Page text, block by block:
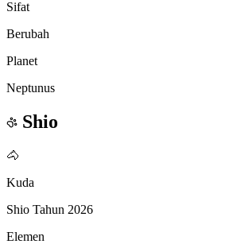
Sifat
Berubah
Planet
Neptunus
Shio
🐴
Kuda
Shio Tahun 2026
Elemen